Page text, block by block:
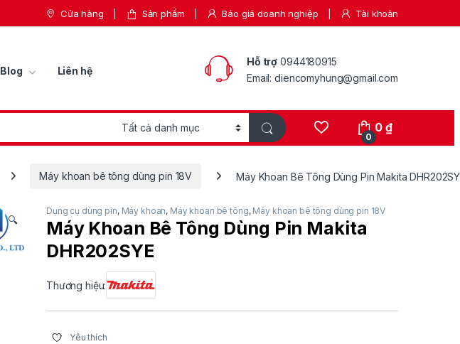
Cửa hàng Sản phẩm Báo giá doanh nghiệp Tài khoản
Blog Liên hệ
Hỗ trợ 0944180915
Email: diencomyhung@gmail.com
0
0₫
Máy khoan bê tông dùng pin 18V Máy Khoan Bê Tông Dùng Pin Makita
🔍
Dụng cụ dùng pin, Máy khoan, Máy khoan bê tông, Máy khoan bê tông dùng pin 18V
Máy Khoan Bê Tông Dùng Pin Makita
DHR202SYE
Thương hiệu:
Yêu thích